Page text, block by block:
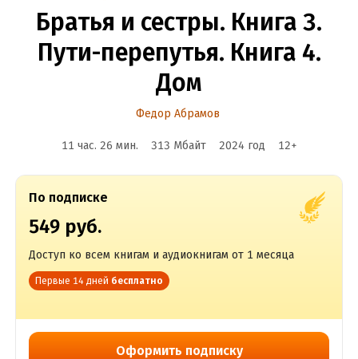
Братья и сестры. Книга 3.
Пути-перепутья. Книга 4.
Дом
Федор Абрамов
11 час. 26 мин. 313 Мбайт 2024 год 12+
По подписке
549 руб.
Доступ ко всем книгам и аудиокнигам от 1 месяца
Первые 14 дней бесплатно
Оформить подписку